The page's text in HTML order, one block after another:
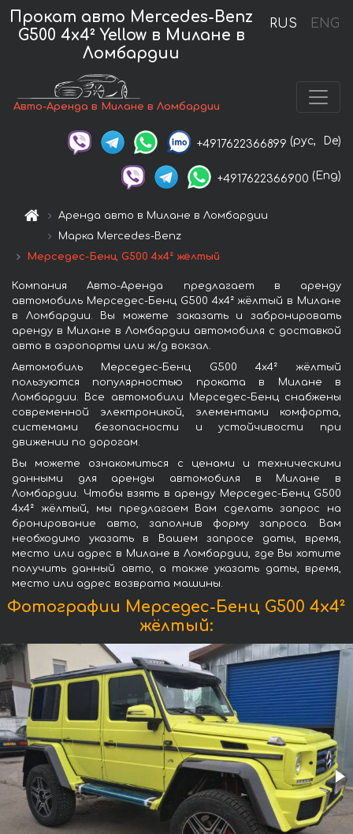
RUS ENG
Прокат авто Mercedes-Benz
G500 4x4² Yellow в Милане в
Ломбардии
Авто-Аренда в Милане в Ломбардии
+4917622366899 (рус, De)
+4917622366900 (Eng)
Аренда авто в Милане в Ломбардии
Марка Mercedes-Benz
Мерседес-Бенц G500 4x4² жёлтый
Компания Авто-Аренда предлагает в аренду
автомобиль Мерседес-Бенц G500 4x4² жёлтый в Милане
в Ломбардии. Вы можете заказать и забронировать
аренду в Милане в Ломбардии автомобиля с доставкой
авто в аэропорты или ж/д вокзал.
Автомобиль Мерседес-Бенц G500 4x4² жёлтый
пользуются популярностью проката в Милане в
Ломбардии. Все автомобили Мерседес-Бенц снабжены
современной электроникой, элементами комфорта,
системами безопасности и устойчивости при
движении по дорогам.
Вы можете ознакомиться с ценами и техническими
данными для аренды автомобиля в Милане в
Ломбардии. Чтобы взять в аренду Мерседес-Бенц G500
4x4² жёлтый, мы предлагаем Вам сделать запрос на
бронирование авто, заполнив форму запроса. Вам
необходимо указать в Вашем запросе даты, время,
место или адрес в Милане в Ломбардии, где Вы хотите
получить данный авто, а также указать даты, время,
место или адрес возврата машины.
Фотографии Мерседес-Бенц G500 4x4²
жёлтый: